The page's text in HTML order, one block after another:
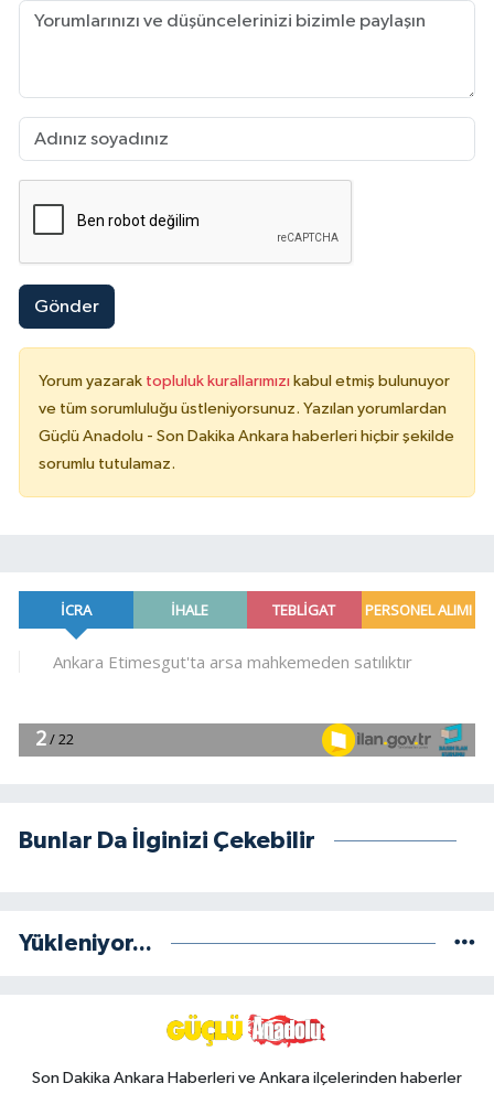
Gönder
Yorum yazarak topluluk kurallarımızı kabul etmiş bulunuyor
ve tüm sorumluluğu üstleniyorsunuz. Yazılan yorumlardan
Güçlü Anadolu - Son Dakika Ankara haberleri hiçbir şekilde
sorumlu tutulamaz.
Bunlar Da İlginizi Çekebilir
Yükleniyor...
Son Dakika Ankara Haberleri ve Ankara ilçelerinden haberler